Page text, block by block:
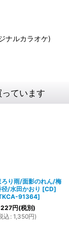
ナルカラオケ)
ています
ろり雨/面影のれん/梅
径/水田かおり [CD]
91364]
円(税別)
込 : 1,350円)